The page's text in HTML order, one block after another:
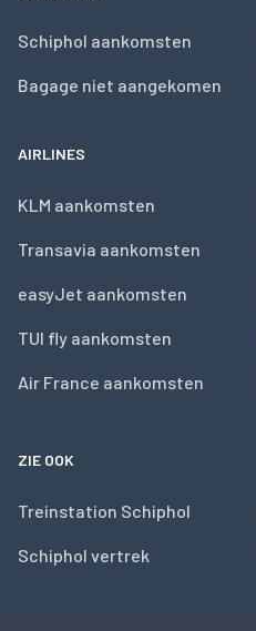
Schiphol aankomsten
Bagage niet aangekomen
AIRLINES
KLM aankomsten
Transavia aankomsten
easyJet aankomsten
TUI fly aankomsten
Air France aankomsten
ZIE OOK
Treinstation Schiphol
Schiphol vertrek